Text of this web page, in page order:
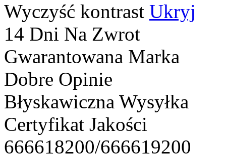
Wyczyść kontrast Ukryj
14 Dni Na Zwrot
Gwarantowana Marka
Dobre Opinie
Błyskawiczna Wysyłka
Certyfikat Jakości
666618200/666619200